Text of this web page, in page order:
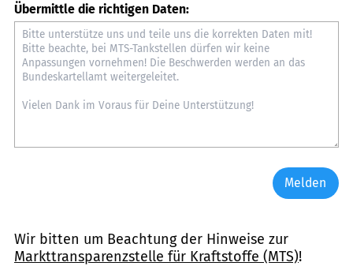
Übermittle die richtigen Daten:
Melden
Wir bitten um Beachtung der Hinweise zur
Markttransparenzstelle für Kraftstoffe (MTS)!